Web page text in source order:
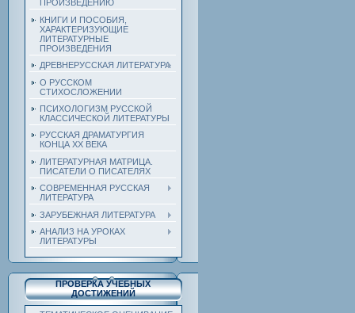
ПРОИЗВЕДЕНИЮ
КНИГИ И ПОСОБИЯ,
ХАРАКТЕРИЗУЮЩИЕ
ЛИТЕРАТУРНЫЕ
ПРОИЗВЕДЕНИЯ
ДРЕВНЕРУССКАЯ ЛИТЕРАТУРА
О РУССКОМ
СТИХОСЛОЖЕНИИ
ПСИХОЛОГИЗМ РУССКОЙ
КЛАССИЧЕСКОЙ ЛИТЕРАТУРЫ
РУССКАЯ ДРАМАТУРГИЯ
КОНЦА ХХ ВЕКА
ЛИТЕРАТУРНАЯ МАТРИЦА.
ПИСАТЕЛИ О ПИСАТЕЛЯХ
СОВРЕМЕННАЯ РУССКАЯ
ЛИТЕРАТУРА
ЗАРУБЕЖНАЯ ЛИТЕРАТУРА
АНАЛИЗ НА УРОКАХ
ЛИТЕРАТУРЫ
ПРОВЕРКА УЧЕБНЫХ
ДОСТИЖЕНИЙ